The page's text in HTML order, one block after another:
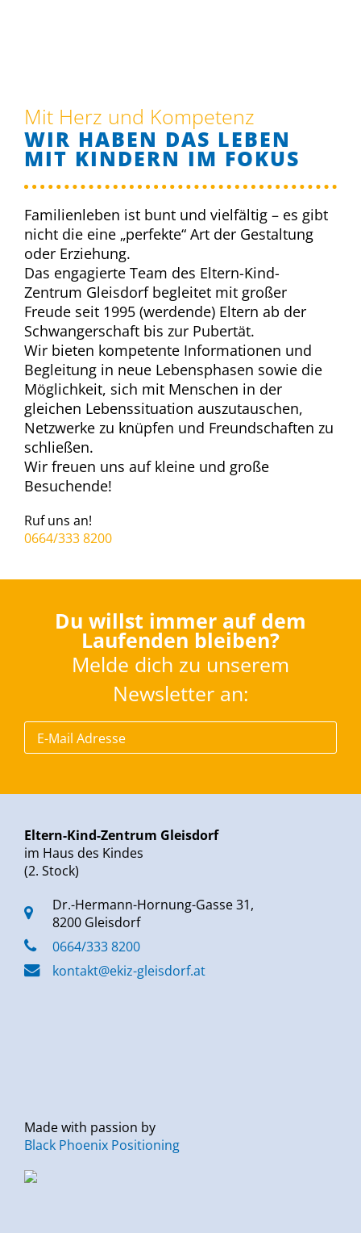
Mit Herz und Kompetenz
WIR HABEN DAS LEBEN
MIT KINDERN IM FOKUS
Familienleben ist bunt und vielfältig – es gibt
nicht die eine „perfekte“ Art der Gestaltung
oder Erziehung.
Das engagierte Team des Eltern-Kind-
Zentrum Gleisdorf begleitet mit großer
Freude seit 1995 (werdende) Eltern ab der
Schwangerschaft bis zur Pubertät.
Wir bieten kompetente Informationen und
Begleitung in neue Lebensphasen sowie die
Möglichkeit, sich mit Menschen in der
gleichen Lebenssituation auszutauschen,
Netzwerke zu knüpfen und Freundschaften zu
schließen.
Wir freuen uns auf kleine und große
Besuchende!
Ruf uns an!
0664/333 8200
Du willst immer auf dem
Laufenden bleiben?
Melde dich zu unserem
Newsletter an:
Eltern-Kind-Zentrum Gleisdorf
im Haus des Kindes
(2. Stock)
Dr.-Hermann-Hornung-Gasse 31,
8200 Gleisdorf
0664/333 8200
kontakt@ekiz-gleisdorf.at
Made with passion by
Black Phoenix Positioning